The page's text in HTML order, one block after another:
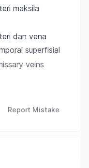
maksila
dan vena
superfisial
veins
Report Mistake